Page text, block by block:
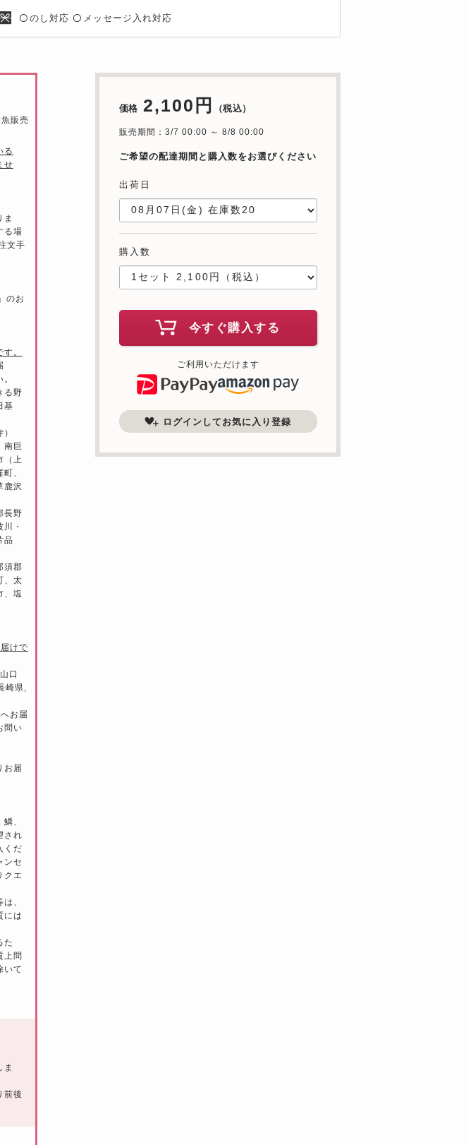
〇 のし対応 〇 メッセージ入れ対応
価格 2,100円 （税込）
販売期間：3/7 00:00 ～ 8/8 00:00
ご希望の配達期間と購入数をお選びください
出荷日
購入数
今すぐ購入する
ご利用いただけます
ログインしてお気に入り登録
販売
る
せ
ま
る場
文手
のお
。
る野
基
南巨
（上
、
鹿沢
長野
・
品
須郡
、太
、塩
けで
口
崎県,
お届
問い
お届
、
され
くだ
ンセ
クエ
、
には
た
上問
いて
前後